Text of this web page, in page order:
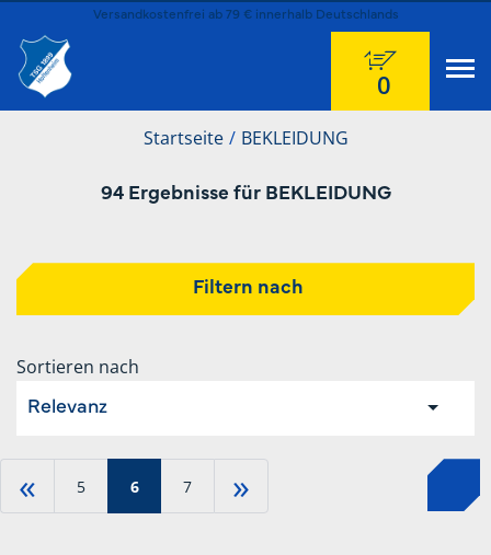
Versandkostenfrei ab 79 € innerhalb Deutschlands
0
Startseite BEKLEIDUNG
94 Ergebnisse für BEKLEIDUNG
Filtern nach
Sortieren nach
Relevanz
« 5 6 7 »